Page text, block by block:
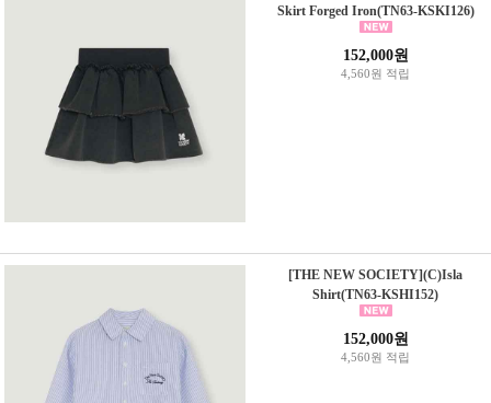
Skirt Forged Iron(TN63-KSKI126)
152,000원
4,560원 적립
[THE NEW SOCIETY](C)Isla
Shirt(TN63-KSHI152)
152,000원
4,560원 적립